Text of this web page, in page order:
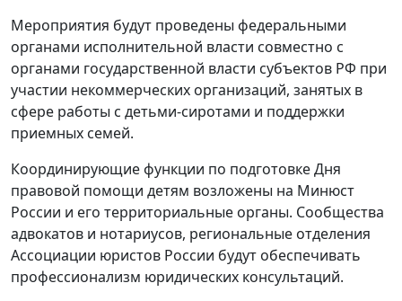
Мероприятия будут проведены федеральными
органами исполнительной власти совместно с
органами государственной власти субъектов РФ при
участии некоммерческих организаций, занятых в
сфере работы с детьми-сиротами и поддержки
приемных семей.
Координирующие функции по подготовке Дня
правовой помощи детям возложены на Минюст
России и его территориальные органы. Сообщества
адвокатов и нотариусов, региональные отделения
Ассоциации юристов России будут обеспечивать
профессионализм юридических консультаций.